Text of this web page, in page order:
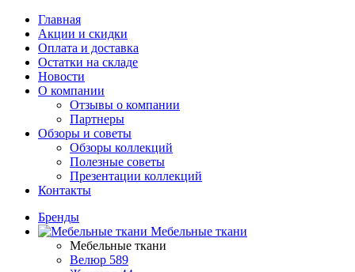
Главная
Акции и скидки
Оплата и доставка
Остатки на складе
Новости
О компании
Отзывы о компании
Партнеры
Обзоры и советы
Обзоры коллекций
Полезные советы
Презентации коллекций
Контакты
Бренды
Мебельные ткани
Мебельные ткани
Велюр 589